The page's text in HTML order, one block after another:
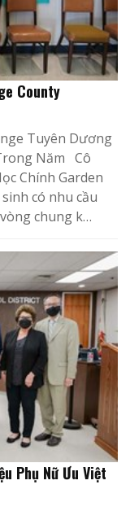
County
Tuyên Dương
Năm Cô
Chính Garden
có nhu cầu
chung k…
Phụ Nữ Ưu Việt